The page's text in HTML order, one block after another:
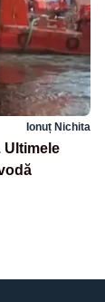
Ionuț Nichita
Ultimele